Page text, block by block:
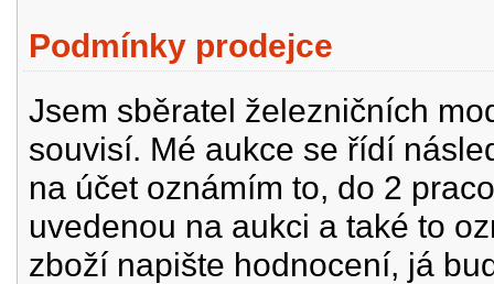
Podmínky prodejce
Jsem sběratel železničních
souvisí. Mé aukce se řídí
na účet oznámím to, do 2
uvedenou na aukci a také to
zboží napište hodnocení, já